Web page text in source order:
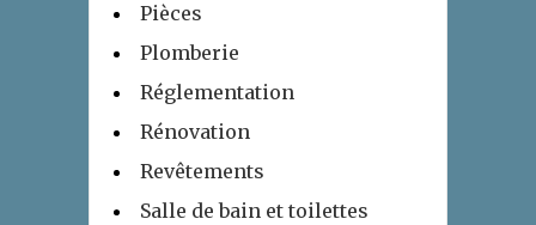
Pièces
Plomberie
Réglementation
Rénovation
Revêtements
Salle de bain et toilettes